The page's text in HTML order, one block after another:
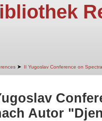
➤ II Yugoslav Conference on
Autor